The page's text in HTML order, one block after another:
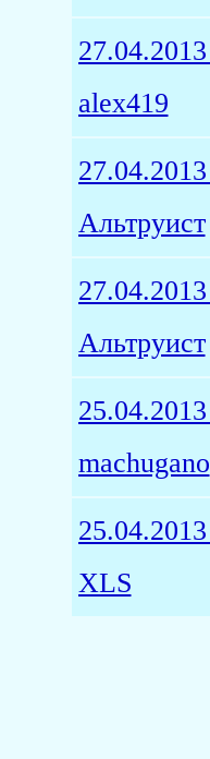
27.04.2013
alex419
27.04.2013
Альтруист
27.04.2013
Альтруист
25.04.2013
machugano
25.04.2013
XLS